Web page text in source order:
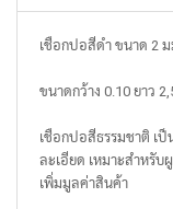
เชือกปอสีดำ ขนาด 2 ม
ขนาดกว้าง 0.10 ยาว
เชือกปอสีธรรมชาติ เป็
ละเอียด เหมาะสำหรั
เพิ่มมูลค่าสินค้า